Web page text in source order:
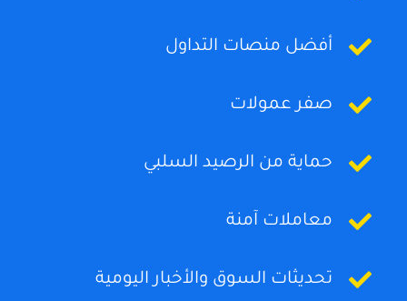
أفضل منصات التداول
صفر عمولات
حماية من الرصيد السلبي
معاملات آمنة
تحديثات السوق والأخبار اليومية